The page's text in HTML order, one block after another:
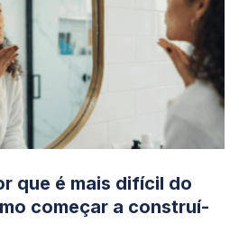
que é mais difícil do
começar a construí-